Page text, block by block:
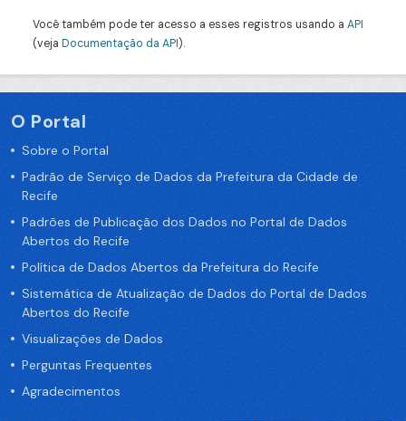
Você também pode ter acesso a esses registros usando a API
(veja Documentação da API).
O Portal
Sobre o Portal
Padrão de Serviço de Dados da Prefeitura da Cidade de
Recife
Padrões de Publicação dos Dados no Portal de Dados
Abertos do Recife
Política de Dados Abertos da Prefeitura do Recife
Sistemática de Atualização de Dados do Portal de Dados
Abertos do Recife
Visualizações de Dados
Perguntas Frequentes
Agradecimentos